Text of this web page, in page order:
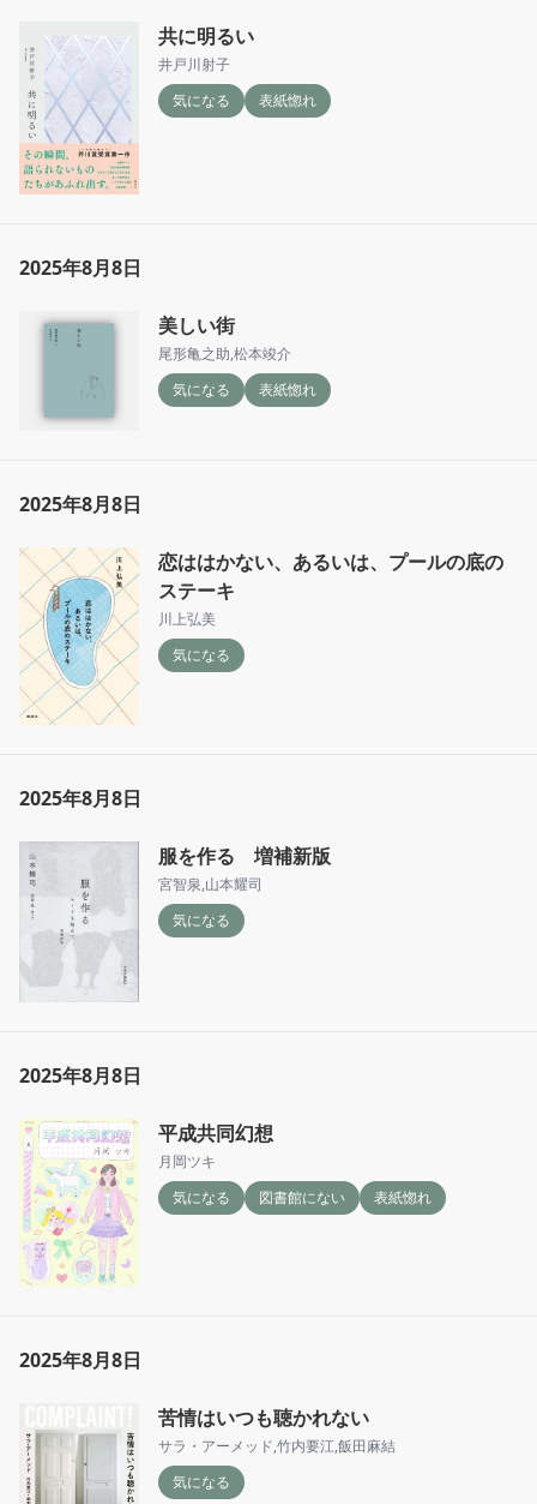
共に明るい
井戸川射子
気になる
表紙惚れ
2025年8月8日
美しい街
尾形亀之助,松本竣介
気になる
表紙惚れ
2025年8月8日
恋ははかない、あるいは、プールの底の
ステーキ
川上弘美
気になる
2025年8月8日
服を作る 増補新版
宮智泉,山本耀司
気になる
2025年8月8日
平成共同幻想
月岡ツキ
気になる
図書館にない 表紙惚れ
2025年8月8日
苦情はいつも聴かれない
サラ・アーメッド,竹内要江,飯田麻結
気になる